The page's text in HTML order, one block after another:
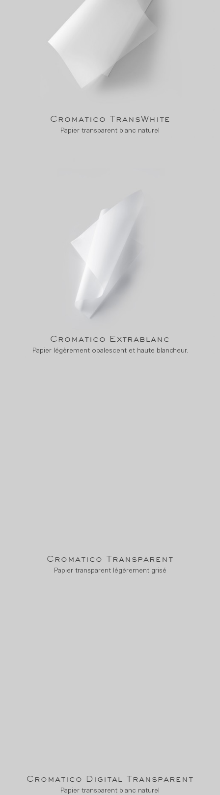
Cromatico TransWhite
Papier transparent blanc naturel
Cromatico Extrablanc
Papier légèrement opalescent et haute blancheur.
Cromatico Transparent
Papier transparent légèrement grisé
Cromatico Digital Transparent
Papier transparent blanc naturel